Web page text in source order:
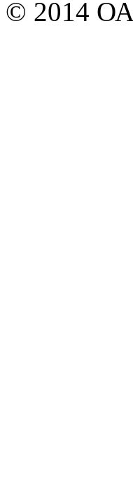
© 2014